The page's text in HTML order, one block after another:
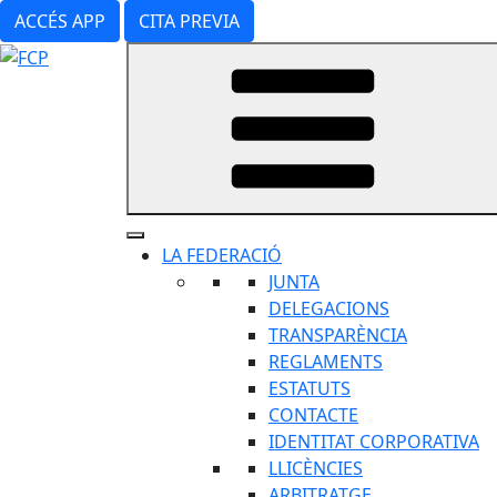
Vés
al
contingut
ACCÉS APP CITA PREVIA
LA FEDERACIÓ
JUNTA
DELEGACIONS
TRANSPARÈNCIA
REGLAMENTS
ESTATUTS
CONTACTE
IDENTITAT CORPORATIVA
LLICÈNCIES